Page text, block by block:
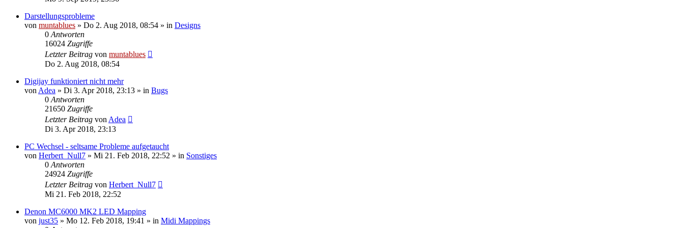
Darstellungsprobleme
von muntablues » Do 2. Aug 2018, 08:54 » in Designs
0 Antworten
16024 Zugriffe
Letzter Beitrag von muntablues
Do 2. Aug 2018, 08:54
Digijay funktioniert nicht mehr
von Adea » Di 3. Apr 2018, 23:13 » in Bugs
0 Antworten
21650 Zugriffe
Letzter Beitrag von Adea
Di 3. Apr 2018, 23:13
PC Wechsel - seltsame Probleme aufgetaucht
von Herbert_Null7 » Mi 21. Feb 2018, 22:52 » in Sonstiges
0 Antworten
24924 Zugriffe
Letzter Beitrag von Herbert_Null7
Mi 21. Feb 2018, 22:52
Denon MC6000 MK2 LED Mapping
von just35 » Mo 12. Feb 2018, 19:41 » in Midi Mappings